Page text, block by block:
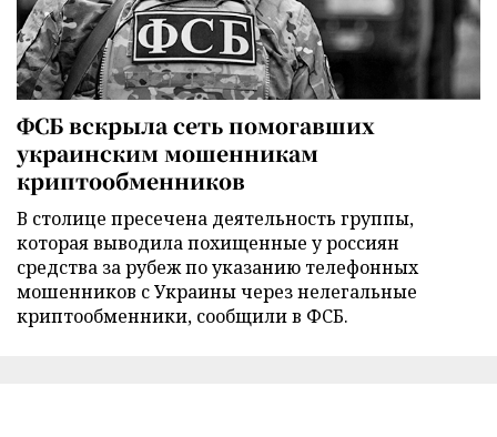
ФСБ вскрыла сеть помогавших
украинским мошенникам
криптообменников
В столице пресечена деятельность группы,
которая выводила похищенные у россиян
средства за рубеж по указанию телефонных
мошенников с Украины через нелегальные
криптообменники, сообщили в ФСБ.